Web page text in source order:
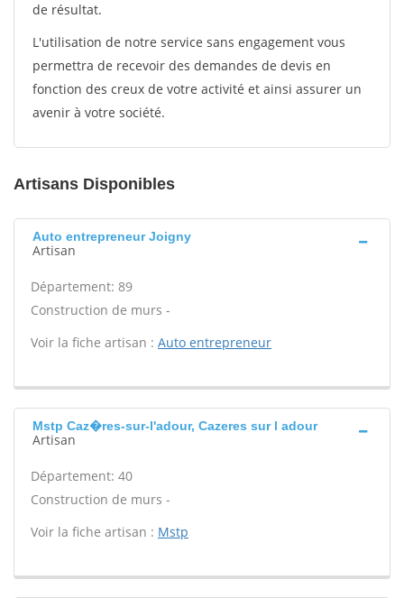
de résultat.
L'utilisation de notre service sans engagement vous
permettra de recevoir des demandes de devis en
fonction des creux de votre activité et ainsi assurer un
avenir à votre société.
Artisans Disponibles
Auto entrepreneur Joigny
Artisan
Département: 89
Construction de murs -
Voir la fiche artisan : Auto entrepreneur
Mstp Caz�res-sur-l'adour, Cazeres sur l adour
Artisan
Département: 40
Construction de murs -
Voir la fiche artisan : Mstp